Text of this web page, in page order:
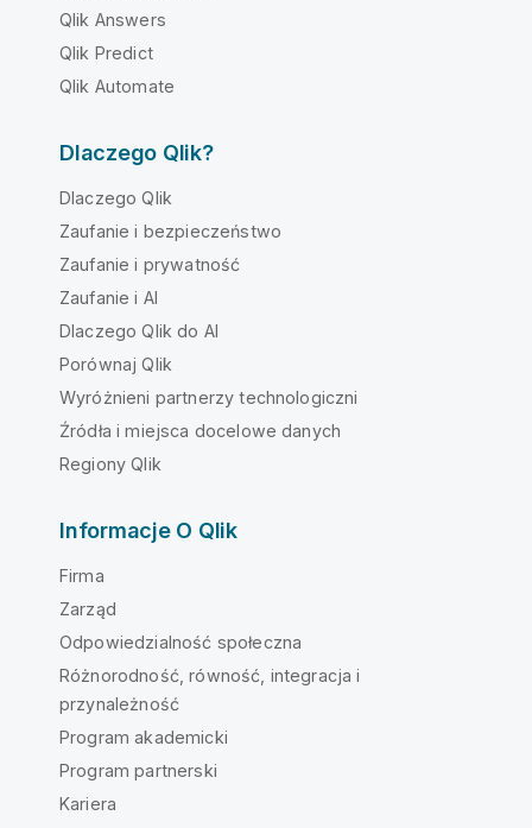
Qlik Answers
Qlik Predict
Qlik Automate
Dlaczego Qlik?
Dlaczego Qlik
Zaufanie i bezpieczeństwo
Zaufanie i prywatność
Zaufanie i AI
Dlaczego Qlik do AI
Porównaj Qlik
Wyróżnieni partnerzy technologiczni
Źródła i miejsca docelowe danych
Regiony Qlik
Informacje O Qlik
Firma
Zarząd
Odpowiedzialność społeczna
Różnorodność, równość, integracja i
przynależność
Program akademicki
Program partnerski
Kariera